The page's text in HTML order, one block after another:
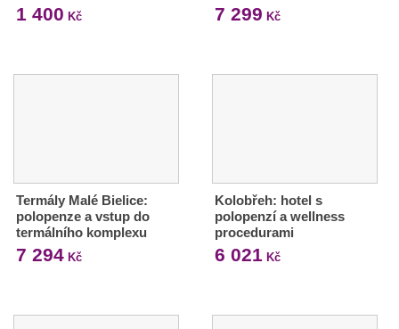
1 400 Kč 7 299 Kč
Termály Malé Bielice:
polopenze a vstup do
termálního komplexu
7 294 Kč
Kolobřeh: hotel s
polopenzí a wellness
procedurami
6 021 Kč